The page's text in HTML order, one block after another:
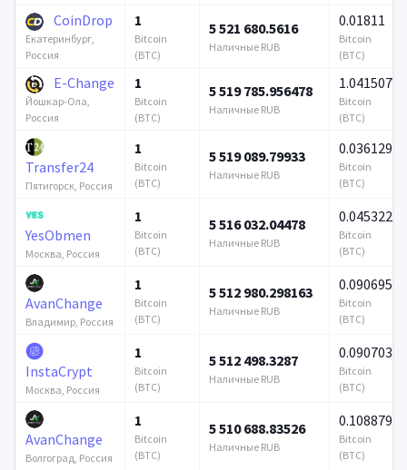
CoinDrop
Екатеринбург,
Россия
1
Bitcoin
(BTC)
5 521 680.5616
Наличные RUB
0.01811
Bitcoin
(BTC)
E-Change
Йошкар-Ола,
Россия
1
Bitcoin
(BTC)
5 519 785.956478
Наличные RUB
1.041507
Bitcoin
(BTC)
Transfer24
Пятигорск, Россия
1
Bitcoin
(BTC)
5 519 089.79933
Наличные RUB
0.036129
Bitcoin
(BTC)
YesObmen
Москва, Россия
1
Bitcoin
(BTC)
5 516 032.04478
Наличные RUB
0.045322
Bitcoin
(BTC)
AvanChange
Владимир, Россия
1
Bitcoin
(BTC)
5 512 980.298163
Наличные RUB
0.090695
Bitcoin
(BTC)
InstaCrypt
Москва, Россия
1
Bitcoin
(BTC)
5 512 498.3287
Наличные RUB
0.090703
Bitcoin
(BTC)
AvanChange
Волгоград, Россия
1
Bitcoin
(BTC)
5 510 688.83526
Наличные RUB
0.108879
Bitcoin
(BTC)